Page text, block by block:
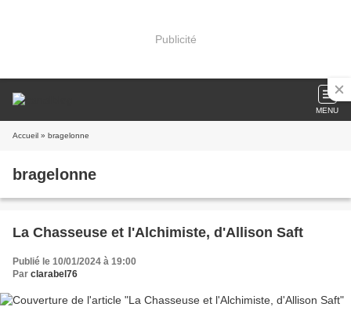
Publicité
MENU
Accueil » bragelonne
bragelonne
La Chasseuse et l'Alchimiste, d'Allison Saft
Publié le 10/01/2024 à 19:00
Par clarabel76